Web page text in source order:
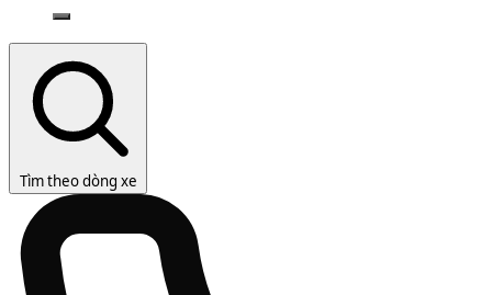
Tìm theo dòng xe